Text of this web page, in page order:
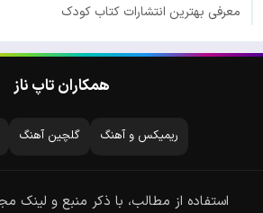
معرفی بهترین انتشارات کتاب کودک
همکاران تاپ ناز
ریمیکس و آهنگ گلچین آهنگ